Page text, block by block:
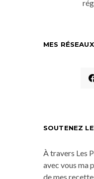
MES
SOUTENEZ
À travers Les
avec vous ma
de mes